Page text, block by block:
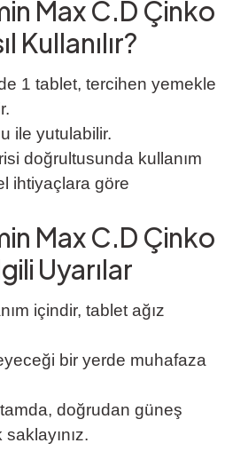
Max C.D Çinko
Kullanılır?
1 tablet, tercihen yemekle
ile yutulabilir.
doğrultusunda kullanım
ihtiyaçlara göre
Max C.D Çinko
Uyarılar
içindir, tablet ağız
bir yerde muhafaza
doğrudan güneş
saklayınız.